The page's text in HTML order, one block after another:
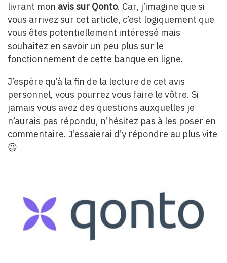
livrant mon avis sur Qonto. Car, j’imagine que si
vous arrivez sur cet article, c’est logiquement que
vous êtes potentiellement intéressé mais
souhaitez en savoir un peu plus sur le
fonctionnement de cette banque en ligne.
J’espère qu’à la fin de la lecture de cet avis
personnel, vous pourrez vous faire le vôtre. Si
jamais vous avez des questions auxquelles je
n’aurais pas répondu, n’hésitez pas à les poser en
commentaire. J’essaierai d’y répondre au plus vite
😉